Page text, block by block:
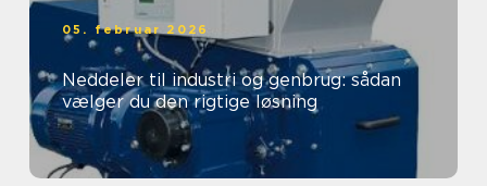
05. februar 2026
Neddeler til industri og genbrug: sådan
vælger du den rigtige løsning